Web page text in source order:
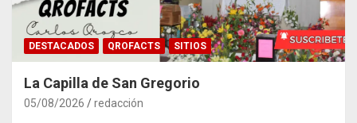
DESTACADOS QROFACTS SITIOS
La Capilla de San Gregorio
05/08/2026 redacción